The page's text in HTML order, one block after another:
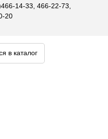
14-33, 466-22-73,
20
в каталог